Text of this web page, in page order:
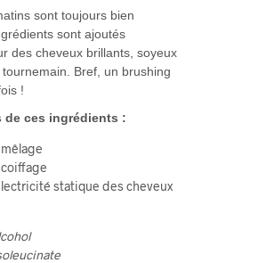
sont toujours bien
sont ajoutés
des cheveux brillants, soyeux
Bref, un brushing
!
de ces ingrédients :
statique des cheveux